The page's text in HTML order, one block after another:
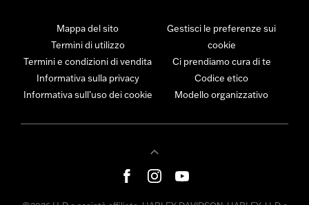
Mappa del sito
Termini di utilizzo
Termini e condizioni di vendita
Informativa sulla privacy
Informativa sull’uso dei cookie
Gestisci le preferenze sui
cookie
Ci prendiamo cura di te
Codice etico
Modello organizzativo